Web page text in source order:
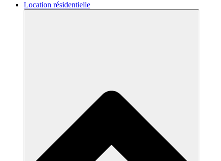
Location résidentielle